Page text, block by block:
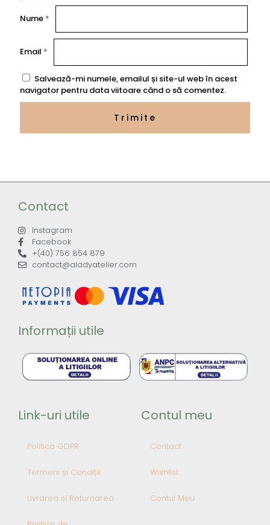
Nume *
Email *
Salvează-mi numele, emailul și site-ul web în acest
navigator pentru data viitoare când o să comentez.
Contact
Instagram
Facebook
+(40) 756 854 879
contact@aladyatelier.com
Informații utile
Link-uri utile
Politica GDPR
Termeni și Condiții
Livrarea și Returnarea
Contul meu
Contact
Wishlist
Contul Meu